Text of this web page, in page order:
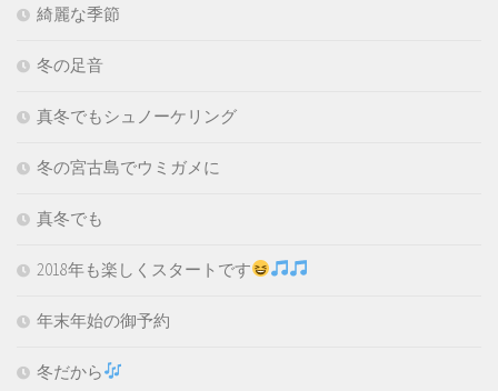
綺麗な季節
冬の足音
真冬でもシュノーケリング
冬の宮古島でウミガメに
真冬でも
2018年も楽しくスタートです
年末年始の御予約
冬だから